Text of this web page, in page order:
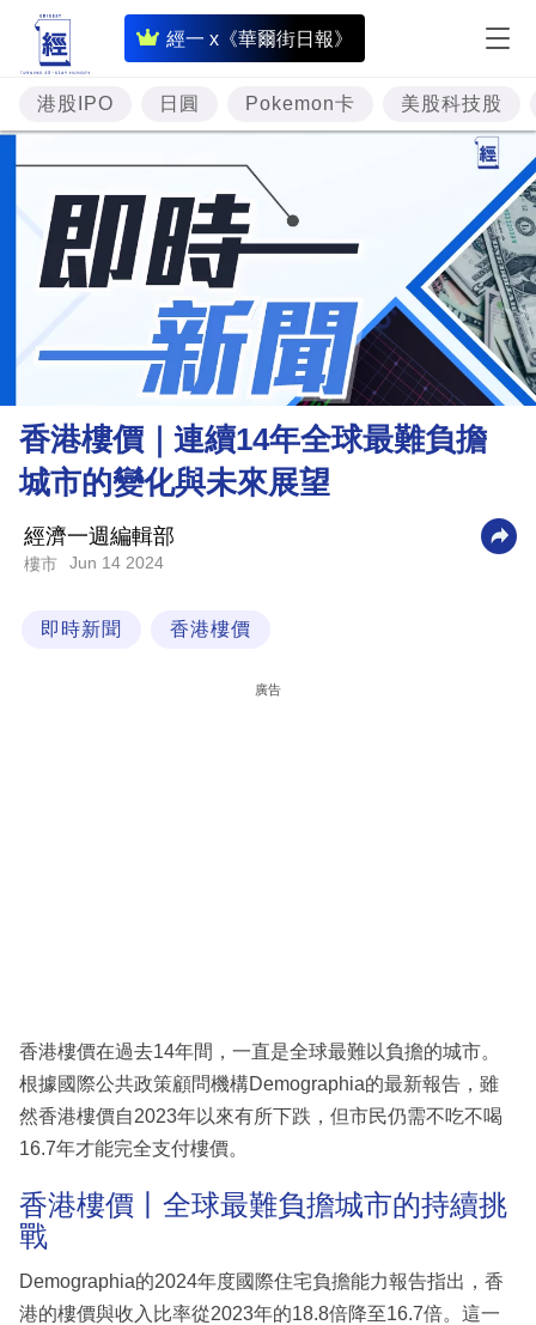
經一 x《華爾街日報》
即
時
財
經
專
題
投
資
樓
市
商
業
科
區
港股IPO 日圓 Pokemon卡 美股科技股
香港樓價｜連續14年全球最難負擔
城市的變化與未來展望
經濟一週編輯部
樓市 Jun 14 2024
即時新聞 香港樓價
廣告
香港樓價在過去14年間，一直是全球最難以負擔的城市。
根據國際公共政策顧問機構Demographia的最新報告，雖
然香港樓價自2023年以來有所下跌，但市民仍需不吃不喝
16.7年才能完全支付樓價。
香港樓價丨全球最難負擔城市的持續挑
戰
Demographia的2024年度國際住宅負擔能力報告指出，香
港的樓價與收入比率從2023年的18.8倍降至16.7倍。這一